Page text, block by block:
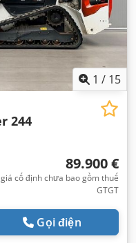
1 / 15
244
89.900 €
giá cố định chưa bao gồm thuế
GTGT
Gọi điện